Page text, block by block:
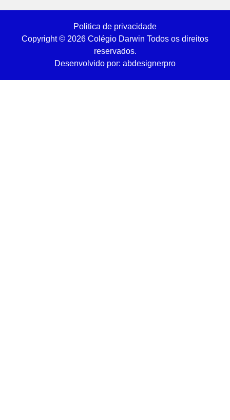
Politica de privacidade
Copyright © 2026 Colégio Darwin Todos os direitos
reservados.
Desenvolvido por: abdesignerpro